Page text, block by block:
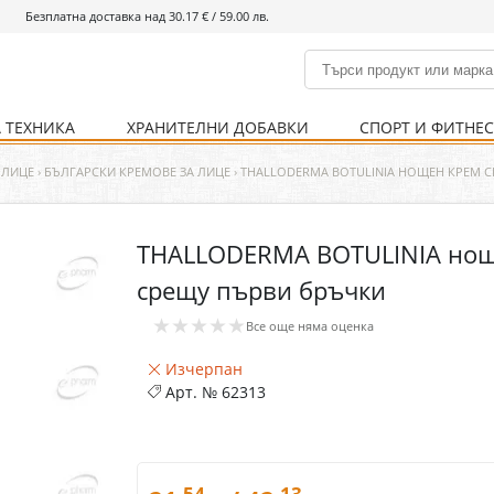
Безплатна доставка над 30.17 € / 59.00 лв.
% Хранителни добавки % Спорт и фитнес
Болно гърло Ваксини
Кости и стави Нервна система
Храносмилателна
Хомеопатия
Инхалатори Термометри
ХРАНИТЕЛНИ ДОБАВКИ
Кости и стави Нервна система
СПОРТ И ФИТНЕС
Храни и напитки Уреди и аксесоари
Детска козметика Козметика за мъже
Уреди Хранене
Хигиена на тялото Предпазни стредства
› БЪЛГАРСКИ КРЕМОВЕ ЗА ЛИЦЕ › THALLODERMA BOTULINIA НОЩЕН
THALLODERMA BOTULINIA
срещу първи бръчки
★★★★★ Все още няма оценка
Изчерпан
Арт. №62313